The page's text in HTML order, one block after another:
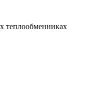
теплообменниках